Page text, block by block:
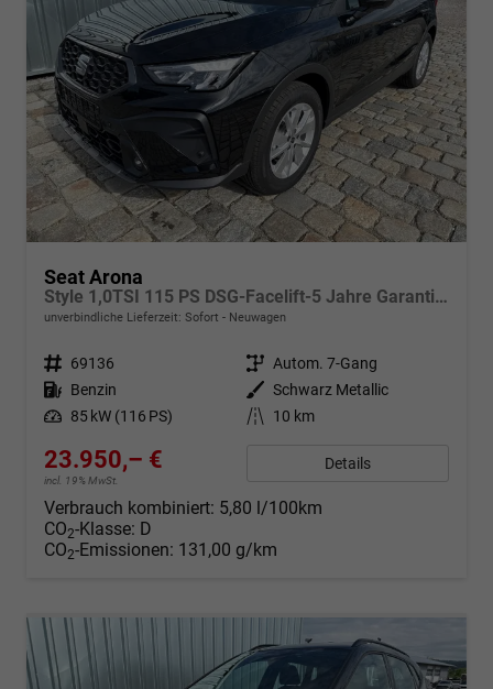
Seat Arona
Style 1,0TSI 115 PS DSG-Facelift-5 Jahre Garantie-Parklenkassistent-PDC vorne&hinten-Rückfahrkamera-LED-ACC-DAB-Fernlichtassistent-ISOFIX-variabler Ladeboden-Sitzheizung-FULL Link-Alu 16"-Sofort
unverbindliche Lieferzeit: Sofort Neuwagen
Fahrzeugnr. 69136 Getriebe Autom. 7-Gang
Kraftstoff Benzin Außenfarbe Schwarz Metallic
Leistung 85 kW (116 PS) Kilometerstand 10 km
23.950,– €
incl. 19% MwSt.
Details
Verbrauch kombiniert: 5,80 l/100km
CO2-Klasse: D
CO2-Emissionen: 131,00 g/km